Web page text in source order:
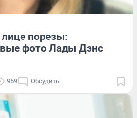
порезы:
фото Лады Дэнс
959 Обсудить